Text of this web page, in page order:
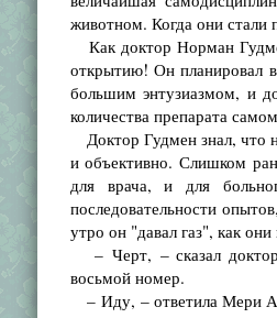
животном. Когда они стали
Как доктор Норман
открытию! Он планировал
большим энтузиазмом, и
количества препарата
Доктор Гудмен знал, что
и объективно. Слишком
для врача, и для
последовательности
утро он "давал газ", как
– Черт, – сказал доктор
восьмой номер.
– Иду, – ответила Мери